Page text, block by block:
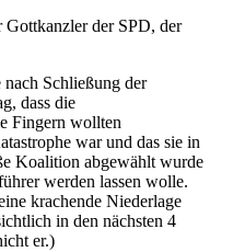
der SPD, der
Schließung der
dass die
Fingern wollten
war und das sie in
Koalition abgewählt wurde
werden lassen wolle.
krachende Niederlage
in den nächsten 4
er.)